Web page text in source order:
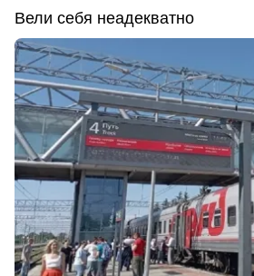
Вели себя неадекватно